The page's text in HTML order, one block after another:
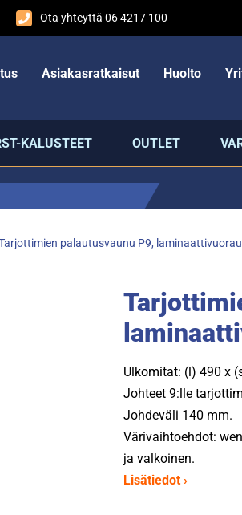
Ota yhteyttä 06 4217 100
Asiakasratkaisut Huolto
KALUSTEET OUTLET
palautusvaunu P9,
Ulkomitat: (l) 490 x
Johteet 9:lle
Johdeväli 140 mm.
Värivaihtoehdot:
ja valkoinen.
Lisätiedot ›